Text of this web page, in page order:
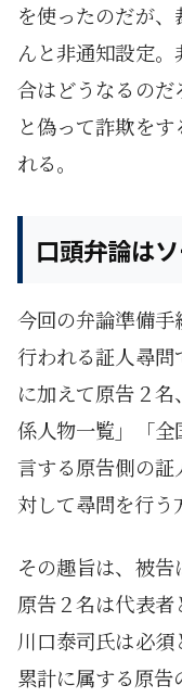
を使ったのだが
んと非通知設定
合はどうなるの
と偽って詐欺を
れる。
口頭弁論は
今回の弁論準備手
行われる証人尋
に加えて原告２
係人物一覧」「
言する原告側の
対して尋問を行う
その趣旨は、被告
原告２名は代表
川口泰司氏は必
累計に属する原告